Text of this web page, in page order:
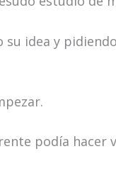
su idea y
podía hacer